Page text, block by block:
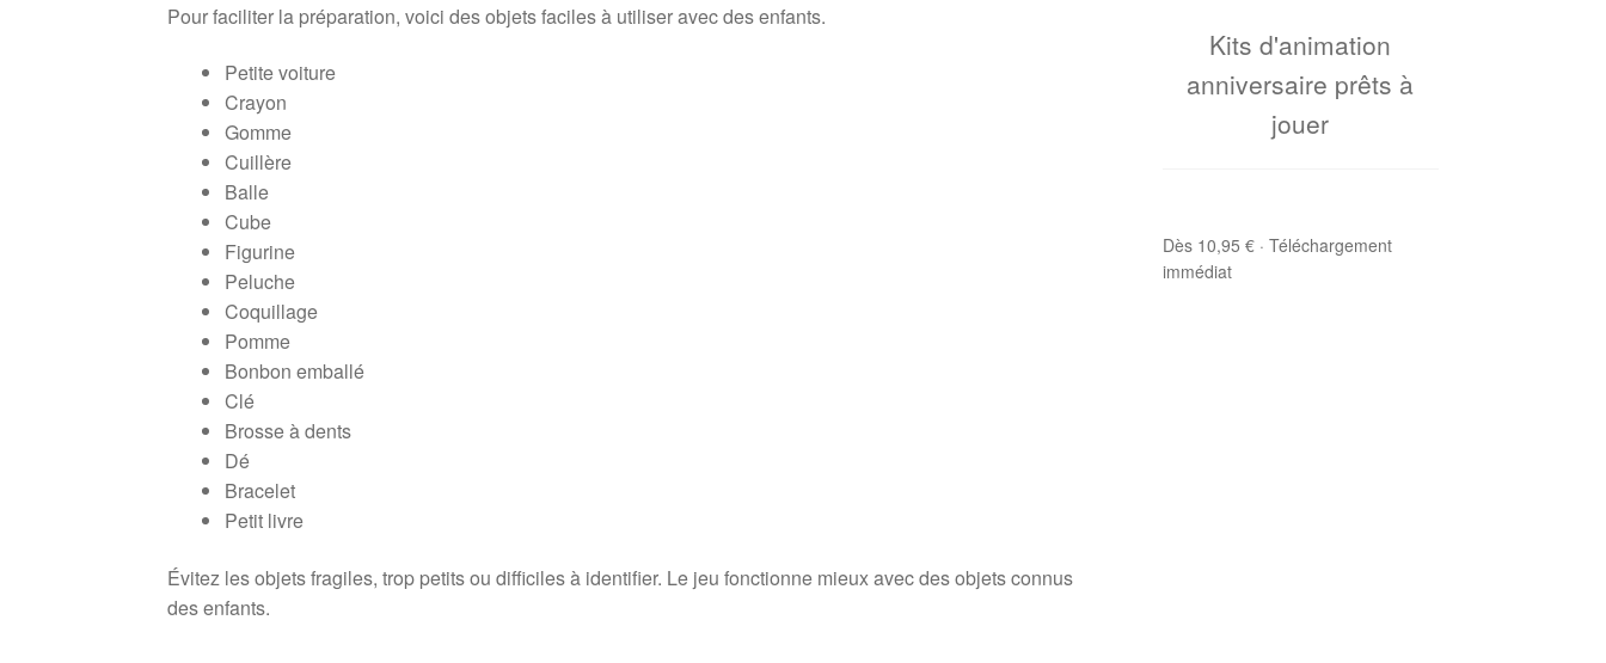
Pour faciliter la préparation, voici des objets faciles à utiliser avec des enfants.
Petite voiture
Crayon
Gomme
Cuillère
Balle
Cube
Figurine
Peluche
Coquillage
Pomme
Bonbon emballé
Clé
Brosse à dents
Dé
Bracelet
Petit livre
Évitez les objets fragiles, trop petits ou difficiles à identifier. Le jeu fonctionne mieux avec des objets connus
des enfants.
Kits d'animation
anniversaire prêts à
jouer
Dès 10,95 € · Téléchargement
immédiat